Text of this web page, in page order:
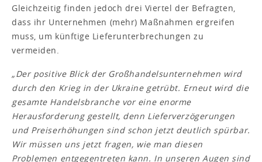
Gleichzeitig finden jedoch drei Viertel der Befragten,
dass ihr Unternehmen (mehr) Maßnahmen ergreifen
muss, um künftige Lieferunterbrechungen zu
vermeiden.
„Der positive Blick der Großhandelsunternehmen wird
durch den Krieg in der Ukraine getrübt. Erneut wird die
gesamte Handelsbranche vor eine enorme
Herausforderung gestellt, denn Lieferverzögerungen
und Preiserhöhungen sind schon jetzt deutlich spürbar.
Wir müssen uns jetzt fragen, wie man diesen
Problemen entgegentreten kann. In unseren Augen sind